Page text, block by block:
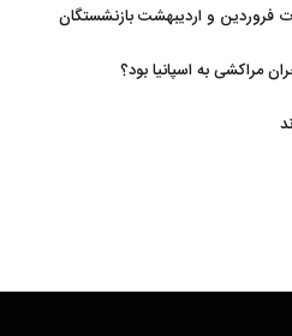
فروردین و اردیبهشت بازنشستگان
مراکشی به اسپانیا بود؟